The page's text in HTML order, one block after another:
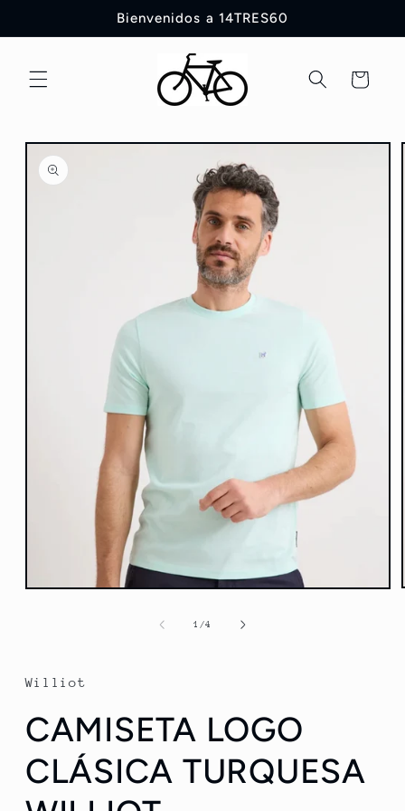
al contenido
Bienvenidos a 14TRES60
Carrito
directamente
información
del producto
Abrir
modal
1 /de
4
Williot
CAMISETA LOGO
CLÁSICA TURQUESA